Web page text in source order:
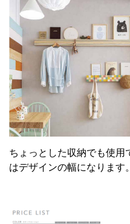
ちょっとした収納でも使用
はデザインの幅になります。